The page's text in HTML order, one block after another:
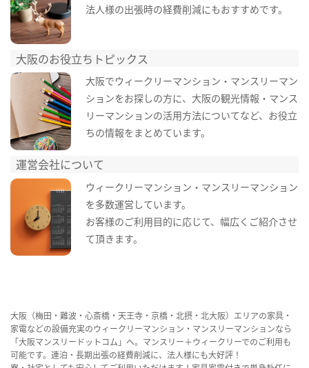
法人様の出張時の経費削減にもおすすめです。
大阪のお役立ちトピックス
大阪でウィークリーマンション・マンスリーマン
ションをお探しの方に、大阪の観光情報・マンス
リーマンションの活用方法についてなど、お役立
ちの情報をまとめています。
運営会社について
ウィークリーマンション・マンスリーマンション
を多数運営しています。
お客様のご利用目的に応じて、幅広くご紹介させ
て頂きます。
大阪（梅田・難波・心斎橋・天王寺・京橋・北摂・北大阪）エリアの家具・
家電などの設備充実のウィークリーマンション・マンスリーマンションなら
「大阪マンスリードットコム」へ。マンスリー＋ウィークリーでのご利用も
可能です。連泊・長期出張の経費削減に、法人様にも大好評！